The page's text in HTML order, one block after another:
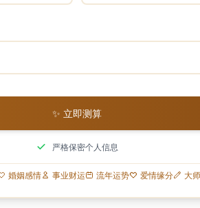
✨ 立即测算
严格保密个人信息
婚姻感情 事业财运 流年运势 爱情缘分 大